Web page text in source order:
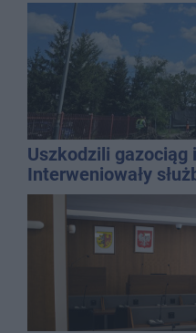
Uszkodzili gazociąg
Interweniowały